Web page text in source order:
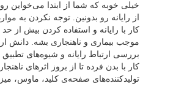
خیلی خوبه که شما از ابتدا می‌خواین
از رایانه رو بدونین. توجه نکردن به
کار با رایانه و استفاده کردن بیش از
موجب بیماری و ناهنجاری بشه. دانش
بررسی ارتباط رایانه و شیوه‌های تطبیق
کار با بدن فرده تا از بروز اثرهای
تولیدکننده‌های صفحه‌ی‌ کلید، ماوس،